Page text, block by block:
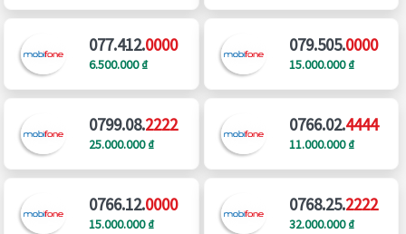
077.412.0000
6.500.000 ₫
079.505.0000
15.000.000 ₫
0799.08.2222
25.000.000 ₫
0766.02.4444
11.000.000 ₫
0766.12.0000
15.000.000 ₫
0768.25.2222
32.000.000 ₫